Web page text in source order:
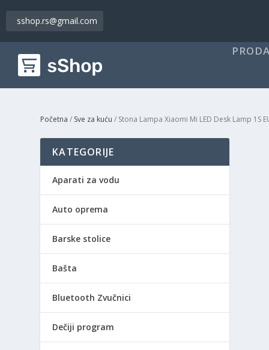
sshop.rs@gmail.com
Početna / Sve za kuću / Stona Lampa Xiaomi Mi LED Desk Lamp 1S
KATEGORIJE
Aparati za vodu
Auto oprema
Barske stolice
Bašta
Bluetooth Zvučnici
Dečiji program